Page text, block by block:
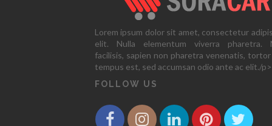
Lorem ipsum dolor sit amet, consectetur
elit. Nulla elementum viverra pharetra.
facilisis, sapien non pharetra venenatis,
tempus est, sed accumsan odio ante ac elit./p>
FOLLOW US